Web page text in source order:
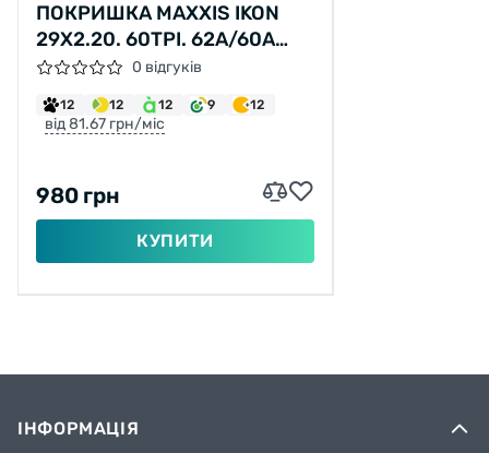
ПОКРИШКА MAXXIS IKON
29X2.20. 60TPI. 62A/60A
(ETB96753200)
0 відгуків
12 12 12 9 12
від 81.67 грн/міс
980 грн
КУПИТИ
ІНФОРМАЦІЯ